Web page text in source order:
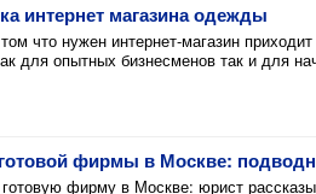
интернет магазина одежды
что нужен интернет-магазин
для опытных бизнесменов так и для
фирмы в Москве:
готовую фирму в Москве: юрист